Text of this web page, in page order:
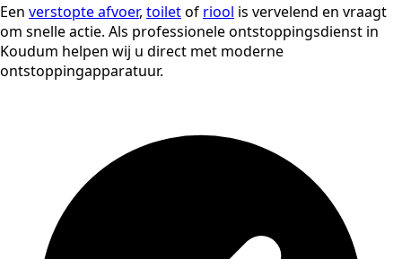
Een verstopte afvoer, toiletof riool is vervelend en vraagt
om snelle actie. Als professionele ontstoppingsdienst in
Koudum helpen wij u direct met moderne
ontstoppingapparatuur.